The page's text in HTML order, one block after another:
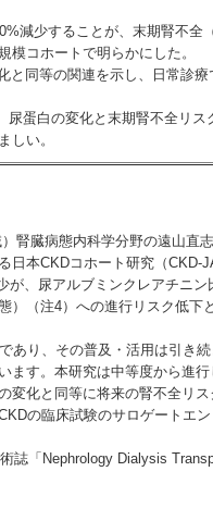
減少することが、末期腎不全
コホートで明らかにした。
と同等の関連を示し、日常診
尿蛋白の変化と末期腎不全リ
しい。
腎臓病態内科学分野の遠山直
本CKDコホート研究（CKD-
、尿アルブミンクレアチニン
（注4）への進行リスク低下
り、その普及・活用は引き
す。本研究は中等度から進行
変化と同等に将来の腎不全リ
の臨床試験のサロゲートエ
「Nephrology Dialysis